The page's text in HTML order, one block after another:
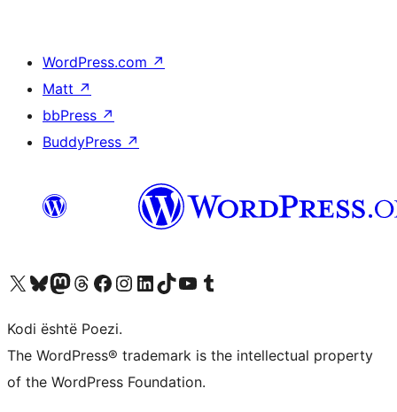
WordPress.com ↗
Matt ↗
bbPress ↗
BuddyPress ↗
Vizitoni llogarinë tonë X (ish Twitter)
Vizitoni llogarinë tonë Bluesky
Vizitoni llogarinë tonë Mastodon
Vizitoni llogarinë tonë Threads
Vizitoni faqen tonë në Facebook
Vizitoni llogarinë tonë Instagram
Vizitoni llogarinë tonë LinkedIn
Vizitoni llogarinë tonë TikTok
Vizitoni kanalin tonë YouTube
Vizitoni llogarinë tonë Tumblr
Kodi është Poezi.
The WordPress® trademark is the intellectual property
of the WordPress Foundation.